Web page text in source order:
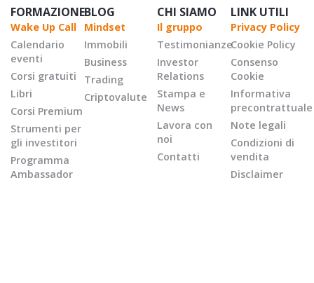
FORMAZIONE
Wake Up Call
Calendario
eventi
Corsi gratuiti
Libri
Corsi Premium
Strumenti per
gli investitori
Programma
Ambassador
BLOG
Mindset
Immobili
Business
Trading
Criptovalute
CHI SIAMO
Il gruppo
Testimonianze
Investor
Relations
Stampa e
News
Lavora con
noi
Contatti
LINK UTILI
Privacy Policy
Cookie Policy
Consenso
Cookie
Informativa
precontrattuale
Note legali
Condizioni di
vendita
Disclaimer